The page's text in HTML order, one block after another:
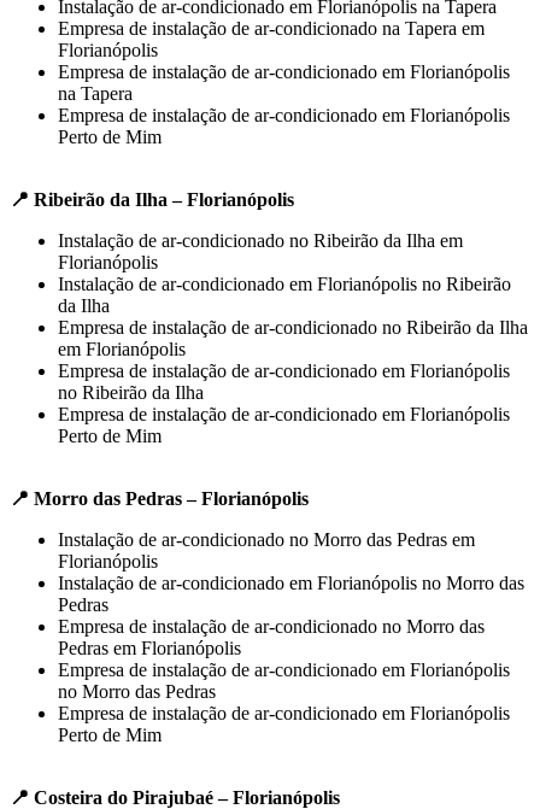
Instalação de ar-condicionado em Florianópolis na Tapera
Empresa de instalação de ar-condicionado na Tapera em
Florianópolis
Empresa de instalação de ar-condicionado em Florianópolis
na Tapera
Empresa de instalação de ar-condicionado em Florianópolis
Perto de Mim
📍 Ribeirão da Ilha – Florianópolis
Instalação de ar-condicionado no Ribeirão da Ilha em
Florianópolis
Instalação de ar-condicionado em Florianópolis no Ribeirão
da Ilha
Empresa de instalação de ar-condicionado no Ribeirão da Ilha
em Florianópolis
Empresa de instalação de ar-condicionado em Florianópolis
no Ribeirão da Ilha
Empresa de instalação de ar-condicionado em Florianópolis
Perto de Mim
📍 Morro das Pedras – Florianópolis
Instalação de ar-condicionado no Morro das Pedras em
Florianópolis
Instalação de ar-condicionado em Florianópolis no Morro das
Pedras
Empresa de instalação de ar-condicionado no Morro das
Pedras em Florianópolis
Empresa de instalação de ar-condicionado em Florianópolis
no Morro das Pedras
Empresa de instalação de ar-condicionado em Florianópolis
Perto de Mim
📍 Costeira do Pirajubaé – Florianópolis